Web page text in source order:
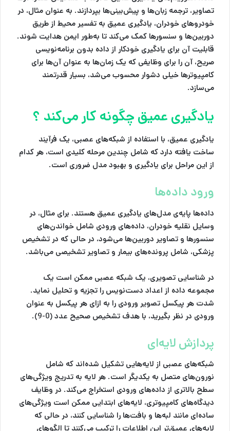
تصاویر، ترجمه زبان‌ها و پیش‌بینی‌ها بپردازند. به عنوان مثال، در
خودروهای خودران، یادگیری عمیق به تفسیر محیط از طریق
دوربین‌ها و سنسورها کمک می‌کند تا به‌طور ایمن هدایت شوند.
قابلیت آن برای یادگیری خودکار از داده بدون برنامه‌نویسی
صریح، آن را برای وظایفی که یک زمان‌ها به عنوان آن‌ها برای
کامپیوترها خیلی دشوار محسوب می‌شد، بسیار قدرتمند
می‌سازد.
یادگیری عمیق چگونه کار می‌کند ؟
یادگیری عمیق، با استفاده از شبکه‌های عصبی، یک فرآیند
ساخت یافته دارد که شامل چندین مرحله کلیدی است، هر کدام
از این مراحل برای یادگیری و بهبود مدل ضروری است.
ورود داده‌ها
داده‌ها پایه‌ی مدل‌های یادگیری عمیق هستند. برای مثال، در
وسایل نقلیه خودران، داده‌های ورودی شامل خواندن‌های
سنسورها و تصاویر دوربین‌ها می‌شود، در حالی که در تشخیص
پزشکی، شامل پرونده‌های بیمار و تصاویر تشخیصی می‌باشد.
در شناسایی تصویری، یک شبکه عصبی ممکن است یک
مجموعه داده از اعداد دست‌نویس را تجزیه و تحلیل نماید.
شدت هر پیکسل تصویر ورودی را به ازای هر پیکسل به عنوان
ورودی در نظر بگیرید، با هدف تشخیص صحیح عدد (0-9).
پردازش لایه‌ای
شبکه‌های عصبی از لایه‌هایی تشکیل شده‌اند که شامل
نورون‌های متصل به یکدیگر است. هر لایه به تدریج ویژگی‌های
سطح بالاتری از داده‌های ورودی استخراج می‌کند. در وظایف
دیدگاه‌های کامپیوتری، لایه‌های ابتدایی ممکن است ویژگی‌های
ساده‌ای مانند لبه‌ها و بافت‌ها را شناسایی کنند، در حالی که
لایه‌های عمیق‌تر این اطلاعات را ترکیب می‌کنند تا الگوهای